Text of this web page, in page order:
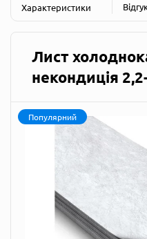
Характеристики
Лист
некондиція
Популярний